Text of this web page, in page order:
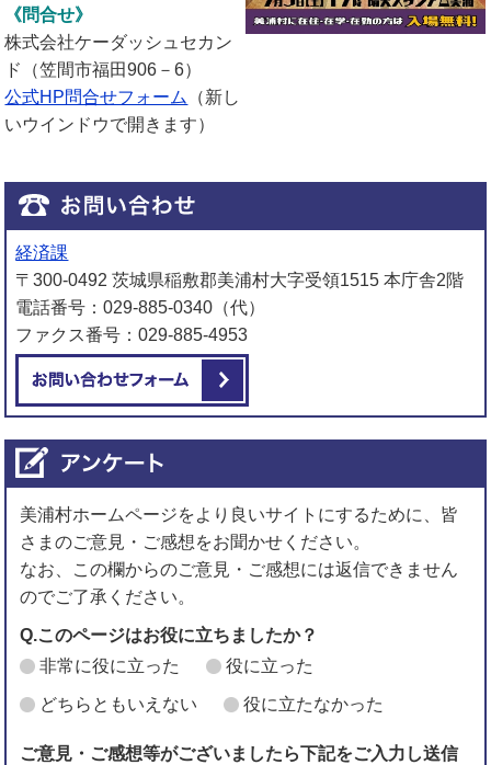
《問合せ》
株式会社ケーダッシュセカン
ド（笠間市福田906－6）
公式HP問合せフォーム
（新し
いウインドウで開きます）
経済課
〒300-0492 茨城県稲敷郡美浦村大字受領1515 本庁舎2階
電話番号：029-885-0340（代）
ファクス番号：029-885-4953
美浦村ホームページをより良いサイトにするために、皆
さまのご意見・ご感想をお聞かせください。
なお、この欄からのご意見・ご感想には返信できません
のでご了承ください。
Q.このページはお役に立ちましたか？
非常に役に立った
役に立った
どちらともいえない 役に立たなかった
ご意見・ご感想等がございましたら下記をご入力し送信